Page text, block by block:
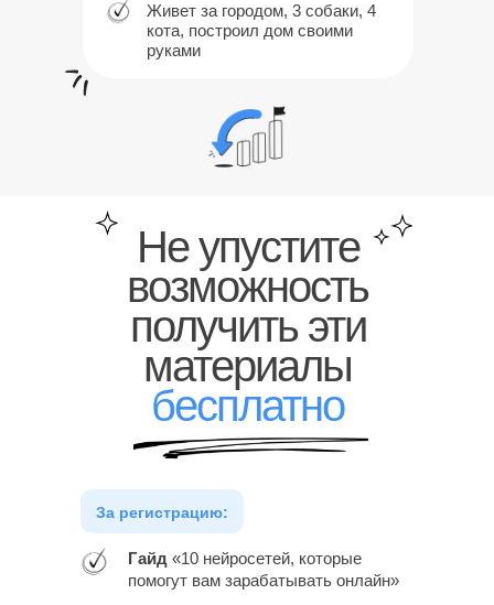
Живет за городом, 3 собаки, 4
кота, построил дом своими
руками
За регистрацию:
Не упустите
возможность
получить эти
материалы
бесплатно
Гайд «10 нейросетей, которые
помогут вам зарабатывать онлайн»